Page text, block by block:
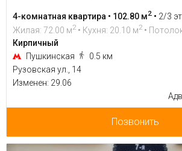
4-комнатная квартира • 102.80 м2 • 2/3
Жилая: 72.00 м2 • Кухня: 20.10 м2 •
Кирпичный
Пушкинская
0.5 км
Рузовская ул., 14
Изменен: 29.06
Позвонить